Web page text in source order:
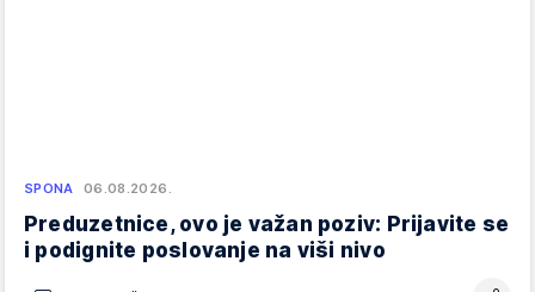
SPONA 06.08.2026.
Preduzetnice, ovo je važan poziv: Prijavite se
i podignite poslovanje na viši nivo